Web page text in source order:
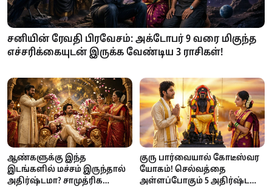
சனியின் ரேவதி பிரவேசம்: அக்டோபர் 9 வரை மிகுந்த
எச்சரிக்கையுடன் இருக்க வேண்டிய 3 ராசிகள்!
ஆண்களுக்கு இந்த
இடங்களில் மச்சம் இருந்தால்
அதிர்ஷ்டமா? சாமுத்ரிக
குரு பார்வையால் கோடீஸ்வர
யோகம்! செல்வத்தை
அள்ளப்போகும் 5 அதிர்ஷ்ட